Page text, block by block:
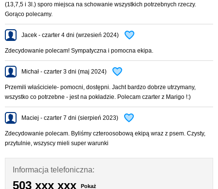
(13,7,5 i 3l.) sporo miejsca na schowanie wszystkich potrzebnych rzeczy.
Gorąco polecamy.
Jacek - czarter 4 dni (wrzesień 2024)
Zdecydowanie polecam! Sympatyczna i pomocna ekipa.
Michał - czarter 3 dni (maj 2024)
Przemili właściciele- pomocni, dostępni. Jacht bardzo dobrze utrzymany,
wszystko co potrzebne - jest na pokładzie. Polecam czarter z Marigo !:)
Maciej - czarter 7 dni (sierpień 2023)
Zdecydowanie polecam. Byliśmy czteroosobową ekipą wraz z psem. Czysty,
przytulnie, wszyscy mieli super warunki
Informacja telefoniczna:
503 xxx xxx Pokaż